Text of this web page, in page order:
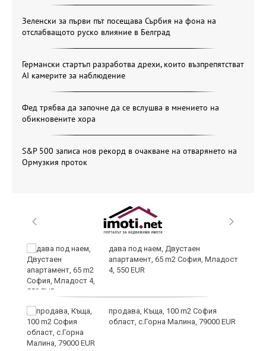
Зеленски за първи път посещава Сърбия на фона на
отслабващото руско влияние в Белград
Германски стартъп разработва дрехи, които възпрепятстват
AI камерите за наблюдение
Фед трябва да започне да се вслушва в мнението на
обикновените хора
S&P 500 записа нов рекорд в очакване на отварянето на
Ормузкия проток
дава под наем, Двустаен
апартамент, 65 m2 София, Младост
4, 550 EUR
продава, Къща, 100 m2 София
област, с.Горна Малина, 79000 EUR